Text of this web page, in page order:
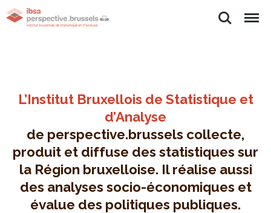
Rechercher
Menu
L’Institut Bruxellois de Statistique et
d’Analyse
de perspective.brussels collecte,
produit et diffuse des statistiques sur
la Région bruxelloise. Il réalise aussi
des analyses socio-économiques et
évalue des politiques publiques.